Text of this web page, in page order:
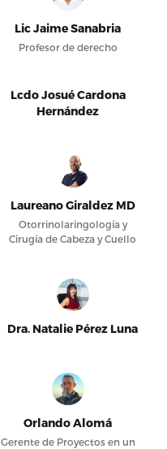
Lic Jaime Sanabria
Profesor de derecho
Lcdo Josué Cardona
Hernández
Laureano Giraldez MD
Otorrinolaringología y
Cirugía de Cabeza y Cuello
Dra. Natalie Pérez Luna
Orlando Alomá
Gerente de Proyectos en un